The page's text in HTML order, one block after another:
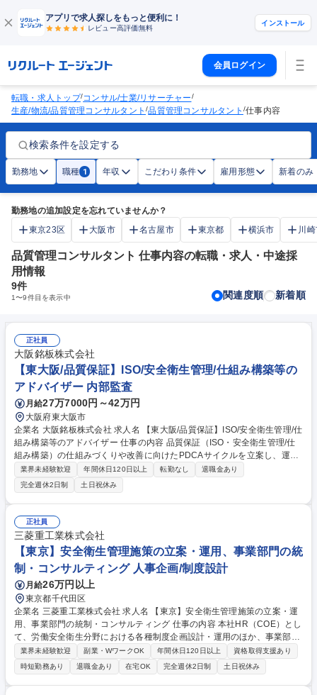
アプリで求人探しをもっと便利に！
レビュー高評価無料
インストール
会員ログイン
転職・求人トップ/コンサル/士業/リサーチャー/
生産/物流/品質管理コンサルタント/品質管理コンサルタント /仕事内容
検索条件を設定する
勤務地 職種 1 年収 こだわり条件 雇用形態 新着のみ
勤務地の追加設定を忘れていませんか？
東京23区
大阪市 名古屋市 東京都 横浜市 川
品質管理コンサルタント 仕事内容の転職・求人・中途採
用情報
9件
1〜9件目を表示中 関連度順 新着順
正社員
大阪銘板株式会社
【東大阪/品質保証】ISO/安全衛生管理/仕組み構築等の
アドバイザー 内部監査
月給27万7000円～42万円
大阪府東大阪市
企業名 大阪銘板株式会社 求人名 【東大阪/品質保証】ISO/安全衛生管理/仕
組み構築等のアドバイザー 仕事の内容 品質保証（ISO・安全衛生管理/仕
組み構築）の仕組みづくりや改善に向けたPDCAサイクルを立案し、運営
するお仕事です。 現場を仕組みで安定させる【改善職】 【主な業務内
容】各工場の品質保証責任者と連携し、課題の把握、マニュアルの整備、
社内周知、実行記録の管理、教育体制の構築、品質改善 の支援、内部監査
対応などを行います。会社全体の品質を守るのはもちろん、より良い製品
づくりを支えるやりがいがあります。 募集職種 【東大阪/品質保証】ISO/
安全衛生管理/仕組み構築等のアドバイザー
業界未経験歓迎 年間休日120日以上 転勤なし
退職金あり
完全週休2日制
土日祝休み
正社員
三菱重工業株式会社
【東京】安全衛生管理施策の立案・運用、事業部門の統
制・コンサルティング 人事企画/制度設計
月給26万円以上
東京都千代田区
企業名 三菱重工業株式会社 求人名 【東京】安全衛生管理施策の立案・運
用、事業部門の統制・コンサルティング 仕事の内容 本社HR（COE）とし
て、労働安全衛生分野における各種制度企画設計・運用のほか、事業部門
の統制・コンサルティングをご担当いただきます。 ・労働安全衛生にかか
るMHIグループ全体の制度企画設計・施策立案 ・事業部門(製造現場含む)
に対する安全衛生監査、安全衛生指導等 【魅力】HR部門として、従業員
が安全かつ健康的に働くことのできる環境を実現することで社員エンゲー
業界未経験歓迎 副業・WワークOK 年間休日120日以上
資格取得支援あり
時短勤務あり
退職金あり 在宅OK 完全週休2日制 土日祝休み